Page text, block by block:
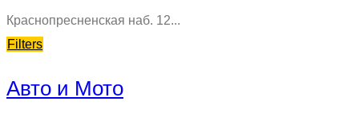
Краснопресненская наб. 12...
Filters
Авто и Мото